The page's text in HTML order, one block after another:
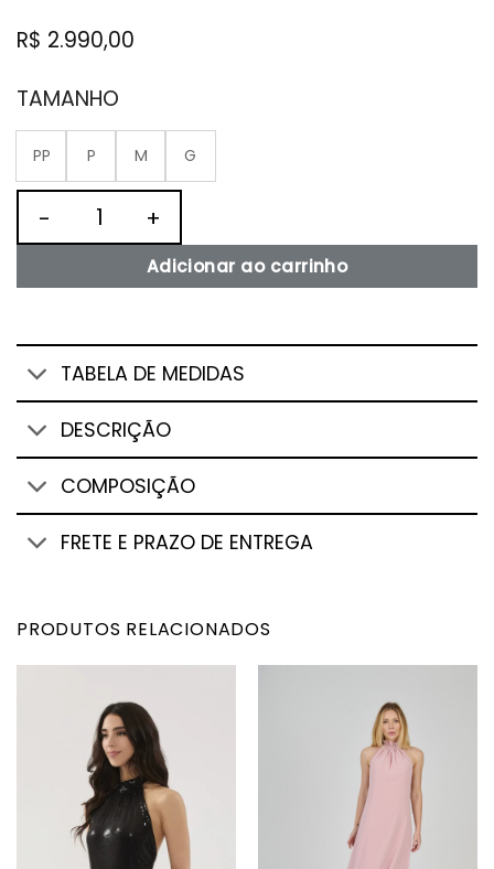
R$ 2.990,00
TAMANHO
PP P M G
Adicionar ao carrinho
TABELA DE MEDIDAS
DESCRIÇÃO
COMPOSIÇÃO
FRETE E PRAZO DE ENTREGA
PRODUTOS RELACIONADOS